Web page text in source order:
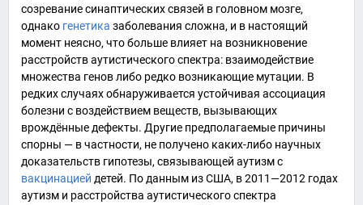
созреваниесинаптическихсвязей в головном мозге,
однако генетика заболевания сложна, и в настоящий
момент неясно, что больше влияет на возникновение
расстройств аутистического спектра: взаимодействие
множества генов либо редко возникающие мутации. В
редких случаях обнаруживается устойчивая ассоциация
болезни с воздействием веществ, вызывающих
врождённые дефекты. Другие предполагаемые причины
спорны — в частности, не получено каких-либо научных
доказательств гипотезы, связывающей аутизм с
вакцинацией детей. По данным изСША, в 2011—2012 годах
аутизм и расстройства аутистического спектра